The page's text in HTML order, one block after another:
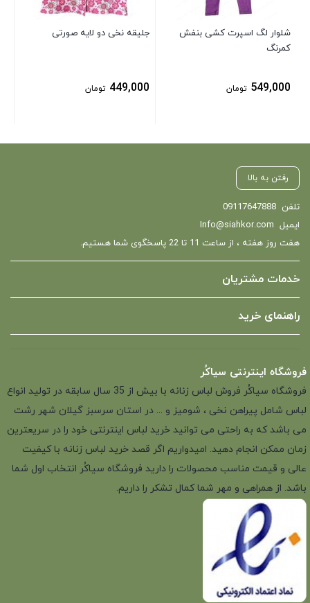
شلوار لگ اسپرت کشی بنفش
کمرنگ
549,000 تومان
جلیقه نخی دو لایه صورتی
449,000 تومان
رفتن به بالا
تلفن 09117647888
ایمیل Info@siahkor.com
هفت روز هفته ، از ساعت 11 تا 22 پاسخگوی شما هستیم.
خدمات مشتریان
راهنمای خرید
فروشگاه اینترنتی سیاکُر
فروشگاه سیاکُر فروش لباس زنانه با بیش از 35 سال سابقه در تولید انواع
لباس شامل پیراهن نخی ، شومیز و ... در استان سرسبز گیلان شهر رشت
می باشد که به راحتی می توانید خرید لباس اینترنتی خود را در سریعترین
زمان ممکن انجام دهید. امیدواریم اگر قصد خرید لباس زنانه با کیفیت
عالی و قیمت مناسب محصولات را دارید فروشگاه سیاکُر انتخاب اول شما
باشد. از همراهی و مهر شما کمال تشکر را داریم.